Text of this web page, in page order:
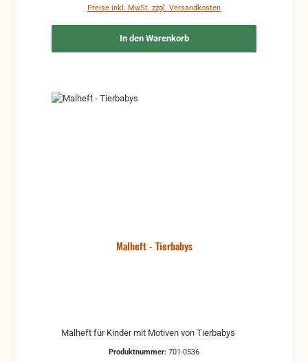
Preise inkl. MwSt. zzgl. Versandkosten
In den Warenkorb
Malheft - Tierbabys
Produktnummer: 701-0536